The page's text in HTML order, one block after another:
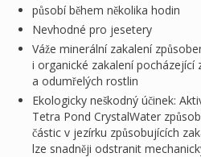
působí během několika hodin
Nevhodné pro jesetery
Váže minerální zakalení
i organické zakalení pocházející
a odumřelých rostlin
Ekologicky neškodný účinek:
Tetra Pond CrystalWater
částic v jezírku způsobujících
lze snadněji odstranit